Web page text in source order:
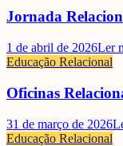
Jornada
1 de abril de 2026Ler
Educação Relacional
Oficinas
31 de março de 2026
Educação Relacional